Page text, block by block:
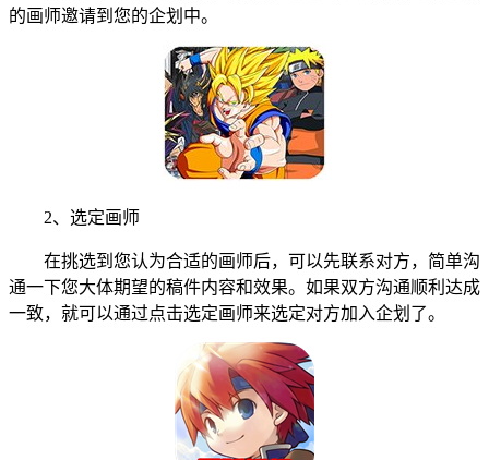
的画师邀请到您的企划中。
2、选定画师
在挑选到您认为合适的画师后，可以先联系对方，简单沟
通一下您大体期望的稿件内容和效果。如果双方沟通顺利达成
一致，就可以通过点击选定画师来选定对方加入企划了。